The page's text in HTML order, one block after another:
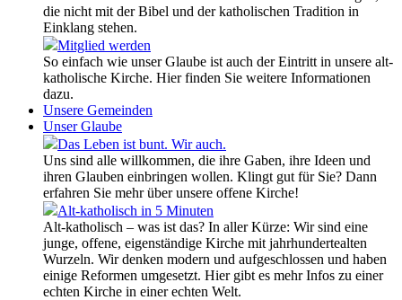
die nicht mit der Bibel und der katholischen Tradition in
Einklang stehen.
Mitglied werden
So einfach wie unser Glaube ist auch der Eintritt in unsere alt-
katholische Kirche. Hier finden Sie weitere Informationen
dazu.
Unsere Gemeinden
Unser Glaube
Das Leben ist bunt. Wir auch.
Uns sind alle willkommen, die ihre Gaben, ihre Ideen und
ihren Glauben einbringen wollen. Klingt gut für Sie? Dann
erfahren Sie mehr über unsere offene Kirche!
Alt-katholisch in 5 Minuten
Alt-katholisch – was ist das? In aller Kürze: Wir sind eine
junge, offene, eigenständige Kirche mit jahrhundertealten
Wurzeln. Wir denken modern und aufgeschlossen und haben
einige Reformen umgesetzt. Hier gibt es mehr Infos zu einer
echten Kirche in einer echten Welt.